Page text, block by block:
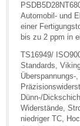
Automobil- und
einer
bis zu 2 ppm in
TS16949/
Standards,
Dünn-/
Widerstände,
niedriger TC,